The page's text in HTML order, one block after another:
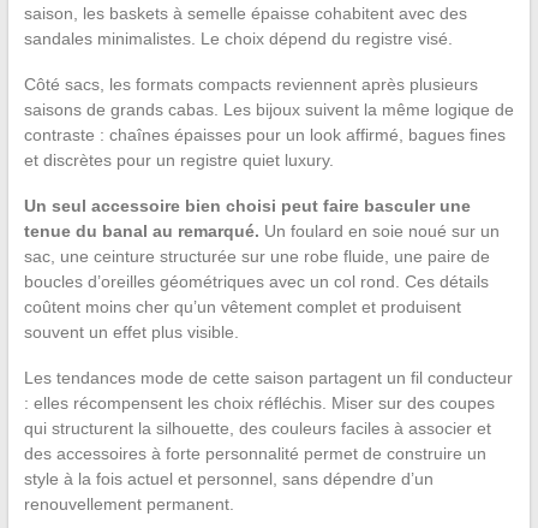
saison, les baskets à semelle épaisse cohabitent avec des
sandales minimalistes. Le choix dépend du registre visé.
Côté sacs, les formats compacts reviennent après plusieurs
saisons de grands cabas. Les bijoux suivent la même logique de
contraste : chaînes épaisses pour un look affirmé, bagues fines
et discrètes pour un registre quiet luxury.
Un seul accessoire bien choisi peut faire basculer une
tenue du banal au remarqué. Un foulard en soie noué sur un
sac, une ceinture structurée sur une robe fluide, une paire de
boucles d’oreilles géométriques avec un col rond. Ces détails
coûtent moins cher qu’un vêtement complet et produisent
souvent un effet plus visible.
Les tendances mode de cette saison partagent un fil conducteur
: elles récompensent les choix réfléchis. Miser sur des coupes
qui structurent la silhouette, des couleurs faciles à associer et
des accessoires à forte personnalité permet de construire un
style à la fois actuel et personnel, sans dépendre d’un
renouvellement permanent.